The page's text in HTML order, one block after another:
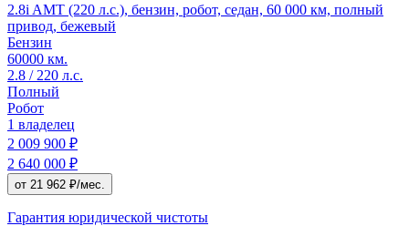
2.8i AMT (220 л.с.), бензин, робот, седан, 60 000 км, полный
привод, бежевый
Бензин
60000 км.
2.8 / 220 л.с.
Полный
Робот
1 владелец
2 009 900 ₽
2 640 000 ₽
от 21 962 ₽/мес.
Гарантия юридической чистоты